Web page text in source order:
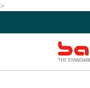
>